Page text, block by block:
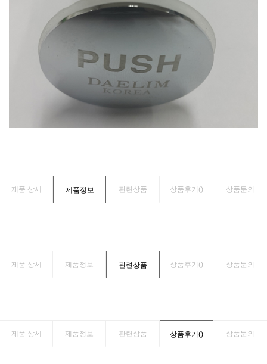
제품 상세 제품정보 관련상품 상품후기() 상품문의
제품 상세 제품정보 관련상품 상품후기() 상품문의
제품 상세 제품정보 관련상품 상품후기() 상품문의